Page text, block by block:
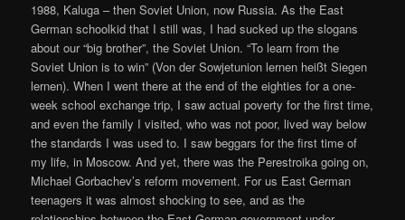
1988, Kaluga – then Soviet Union, now Russia. As the East
German schoolkid that I still was, I had sucked up the slogans
about our “big brother”, the Soviet Union. “To learn from the
Soviet Union is to win” (Von der Sowjetunion lernen heißt Siegen
lernen). When I went there at the end of the eighties for a one-
week school exchange trip, I saw actual poverty for the first time,
and even the family I visited, who was not poor, lived way below
the standards I was used to. I saw beggars for the first time of
my life, in Moscow. And yet, there was the Perestroika going on,
Michael Gorbachev’s reform movement. For us East German
teenagers it was almost shocking to see, and as the